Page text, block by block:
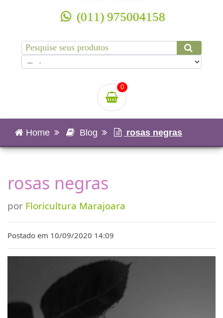
(011) 975004158
0
Home Blog rosas negras
rosas negras
por Floricultura Marajoara
Postado em 10/09/2020 14:09